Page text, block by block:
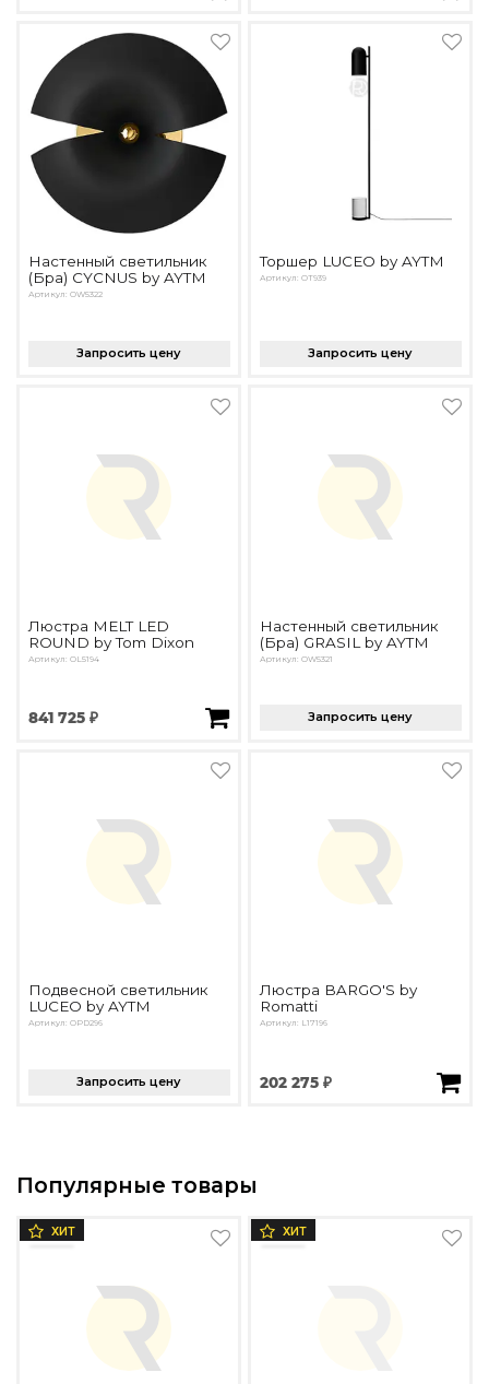
Настенный светильник
(Бра) CYCNUS by AYTM
Артикул: OW5322
Запросить цену
Торшер LUCEO by AYTM
Артикул: OT939
Запросить цену
Люстра MELT LED
ROUND by Tom Dixon
Артикул: OL5194
841 725 ₽
Настенный светильник
(Бра) GRASIL by AYTM
Артикул: OW5321
Запросить цену
Подвесной светильник
LUCEO by AYTM
Артикул: OPD296
Запросить цену
Люстра BARGO'S by
Romatti
Артикул: L17196
202 275 ₽
Популярные товары
ХИТ ХИТ